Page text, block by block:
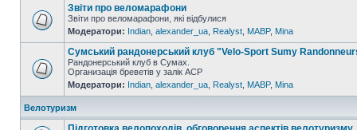
Звіти про веломарафони
Звіти про веломарафони, які відбулися
Модератори: Indian alexander_ua Realyst MABP, Mina
Сумський рандонерський клуб "Velo-Sport Sumy
Рандонерський клуб в Сумах.
Организація бреветів у залік АСР
Модератори: Indian alexander_ua Realyst MABP, Mina
Велотуризм